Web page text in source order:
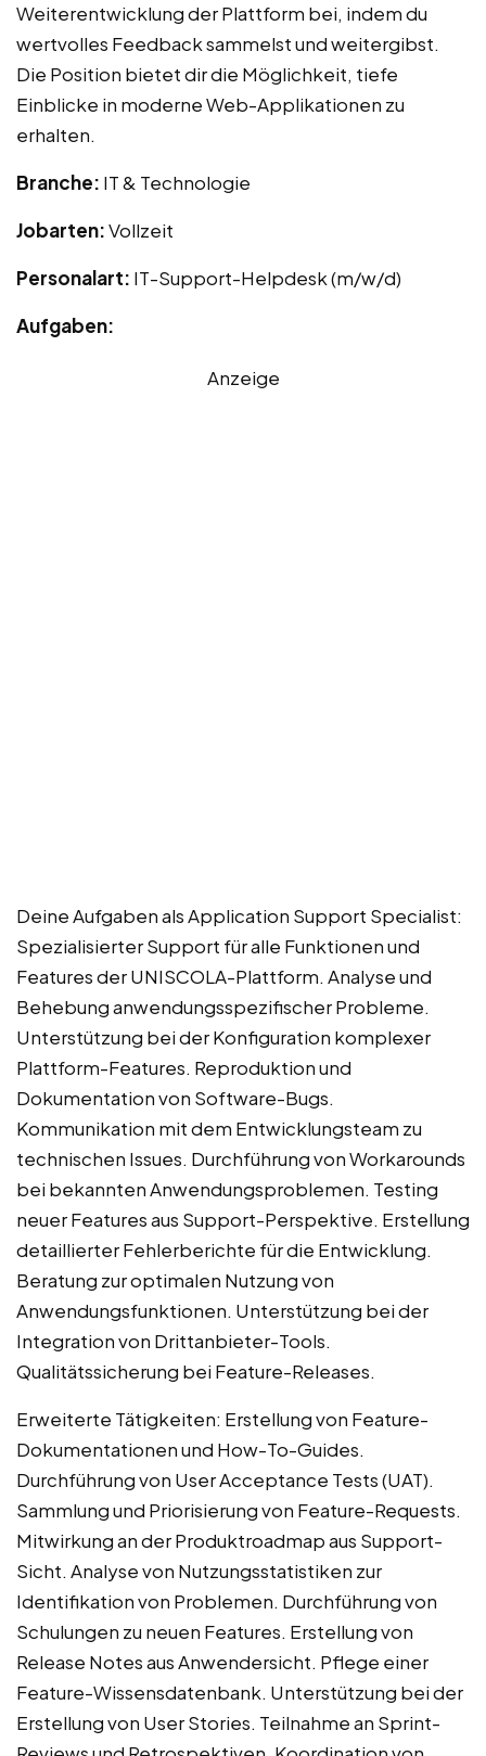
Weiterentwicklung der Plattform bei, indem du
wertvolles Feedback sammelst und weitergibst.
Die Position bietet dir die Möglichkeit, tiefe
Einblicke in moderne Web-Applikationen zu
erhalten.
Branche: IT & Technologie
Jobarten:Vollzeit
Personalart: IT-Support-Helpdesk (m/w/d)
Aufgaben:
Anzeige
Deine Aufgaben als Application Support Specialist:
Spezialisierter Support für alle Funktionen und
Features der UNISCOLA-Plattform. Analyse und
Behebung anwendungsspezifischer Probleme.
Unterstützung bei der Konfiguration komplexer
Plattform-Features. Reproduktion und
Dokumentation von Software-Bugs.
Kommunikation mit dem Entwicklungsteam zu
technischen Issues. Durchführung von Workarounds
bei bekannten Anwendungsproblemen. Testing
neuer Features aus Support-Perspektive. Erstellung
detaillierter Fehlerberichte für die Entwicklung.
Beratung zur optimalen Nutzung von
Anwendungsfunktionen. Unterstützung bei der
Integration von Drittanbieter-Tools.
Qualitätssicherung bei Feature-Releases.
Erweiterte Tätigkeiten: Erstellung von Feature-
Dokumentationen und How-To-Guides.
Durchführung von User Acceptance Tests (UAT).
Sammlung und Priorisierung von Feature-Requests.
Mitwirkung an der Produktroadmap aus Support-
Sicht. Analyse von Nutzungsstatistiken zur
Identifikation von Problemen. Durchführung von
Schulungen zu neuen Features. Erstellung von
Release Notes aus Anwendersicht. Pflege einer
Feature-Wissensdatenbank. Unterstützung bei der
Erstellung von User Stories. Teilnahme an Sprint-